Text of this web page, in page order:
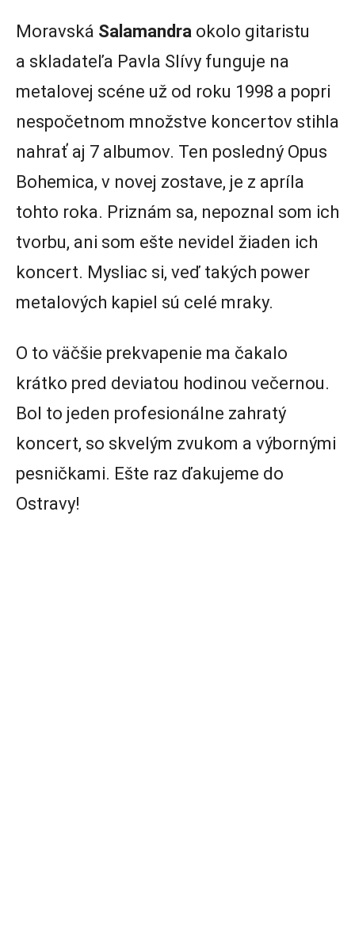
Moravská Salamandra okolo gitaristu
a skladateľa Pavla Slívy funguje na
metalovej scéne už od roku 1998 a popri
nespočetnom množstve koncertov stihla
nahrať aj 7 albumov. Ten posledný Opus
Bohemica, v novej zostave, je z apríla
tohto roka. Priznám sa, nepoznal som ich
tvorbu, ani som ešte nevidel žiaden ich
koncert. Mysliac si, veď takých power
metalových kapiel sú celé mraky.
O to väčšie prekvapenie ma čakalo
krátko pred deviatou hodinou večernou.
Bol to jeden profesionálne zahratý
koncert, so skvelým zvukom a výbornými
pesničkami. Ešte raz ďakujeme do
Ostravy!